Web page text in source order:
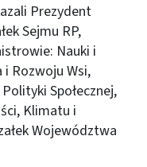
Prezydent
Sejmu RP,
Nauki i
Rozwoju Wsi,
Społecznej,
Klimatu i
Województwa